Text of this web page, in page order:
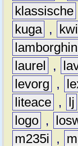
klassische
kuga ,
laurel
,
levorg
,
liteace , lj
logo ,
m235i
,